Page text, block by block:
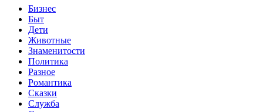
Бизнес
Быт
Дети
Животные
Знаменитости
Политика
Разное
Романтика
Сказки
Служба